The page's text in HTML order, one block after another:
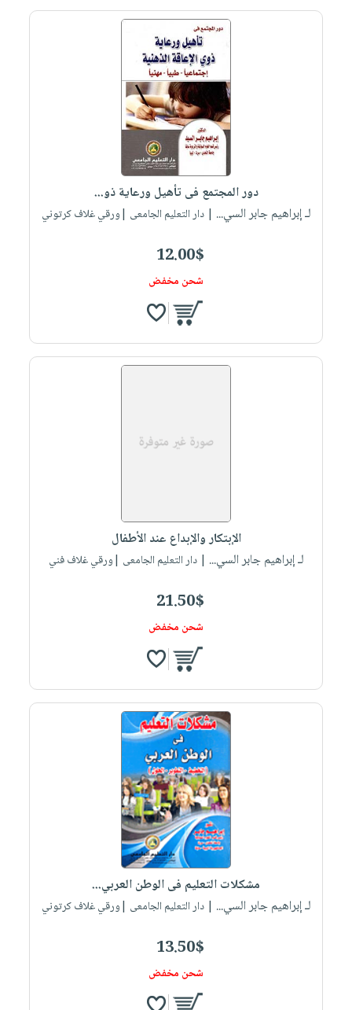
دور المجتمع فى تأهيل ورعاية ذو...
لـ إبراهيم جابر السي... | دار التعليم الجامعى |ورقي غلاف كرتوني
12.00$
شحن مخفض
الإبتكار والإبداع عند الأطفال
لـ إبراهيم جابر السي... | دار التعليم الجامعى |ورقي غلاف فني
21.50$
شحن مخفض
مشكلات التعليم فى الوطن العربي...
لـ إبراهيم جابر السي... | دار التعليم الجامعى |ورقي غلاف كرتوني
13.50$
شحن مخفض